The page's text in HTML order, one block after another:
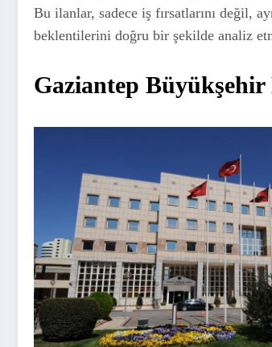
Bu ilanlar, sadece iş fırsatlarını değil,
beklentilerini doğru bir şekilde analiz
Gaziantep